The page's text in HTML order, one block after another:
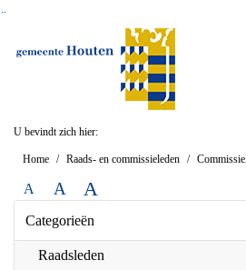
U bevindt zich hier:
Home Raads- en commissieleden
A A A
Categorieën
Raadsleden